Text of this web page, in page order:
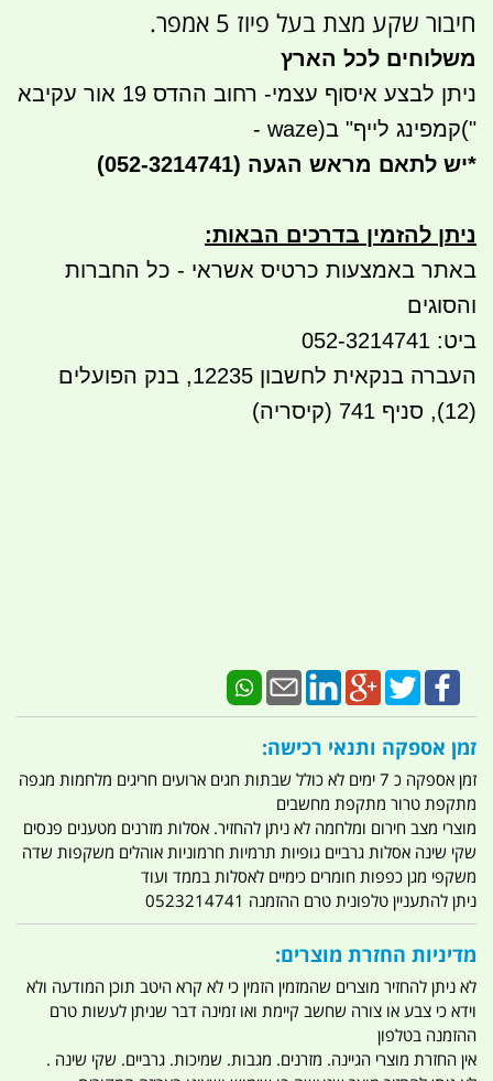
חיבור שקע מצת בעל פיוז 5 אמפר.
משלוחים לכל הארץ
ניתן לבצע איסוף עצמי- רחוב ההדס 19 אור עקיבא
("קמפינג לייף" ב- waze)
*יש לתאם מראש הגעה (052-3214741)
ניתן להזמין בדרכים הבאות:
באתר באמצעות כרטיס אשראי - כל החברות
והסוגים
ביט: 052-3214741
העברה בנקאית לחשבון 12235, בנק הפועלים
(12), סניף 741 (קיסריה)
זמן אספקה ותנאי רכישה:
זמן אספקה כ 7 ימים לא כולל שבתות חגים ארועים חריגים מלחמות מגפה
מתקפת טרור מתקפת מחשבים
מוצרי מצב חירום ומלחמה לא ניתן להחזיר. אסלות מזרנים מטענים פנסים
שקי שינה אסלות גרביים גופיות תרמיות חרמוניות אוהלים משקפות שדה
משקפי מגן כפפות חומרים כימיים לאסלות בממד ועוד
ניתן להתעניין טלפונית טרם ההזמנה 0523214741
מדיניות החזרת מוצרים:
לא ניתן להחזיר מוצרים שהמזמין הזמין כי לא קרא היטב תוכן המודעה ולא
וידא כי צבע או צורה שחשב קיימת ואו זמינה דבר שניתן לעשות טרם
ההזמנה בטלפון
אין החזרת מוצרי הגיינה. מזרנים. מגבות. שמיכות. גרביים. שקי שינה .